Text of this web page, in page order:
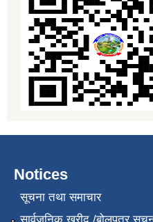
Notices
सूचना तथा समाचार
सार्वजनिक खरीद /बोलपत्र